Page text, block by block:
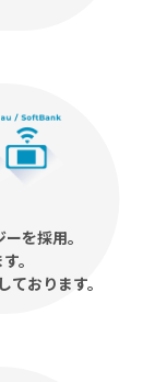
を採用。
。
おります。